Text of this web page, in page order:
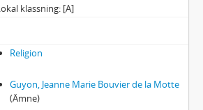
klassning: [A]
Religion
Guyon, Jeanne Marie Bouvier de la Motte
(Ämne)